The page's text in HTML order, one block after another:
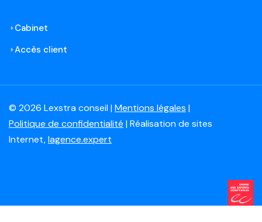
Cabinet
Accès client
© 2026 Lexstra conseil |Mentions légales |
Politique de confidentialité | Réalisation de sites
Internet,lagence.expert